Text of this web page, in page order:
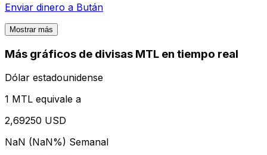
Enviar dinero a Bután
Mostrar más
Más gráficos de divisas MTL en tiempo real
Dólar estadounidense
1 MTL equivale a
2,69250 USD
NaN (NaN%) Semanal